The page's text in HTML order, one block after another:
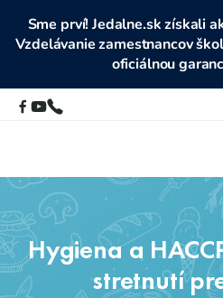
Sme prví! Jedalne.sk získali
Vzdelávanie zamestnancov
oficiálnou
Hygiena a
stretnutí